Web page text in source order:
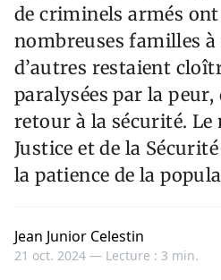
de criminels armés
nombreuses familles
d’autres restaient
paralysées par la peur,
retour à la sécurité. Le
Justice et de la
la patience de la
Jean Junior Celestin
21 oct. 2024 — Lecture : 3 min.